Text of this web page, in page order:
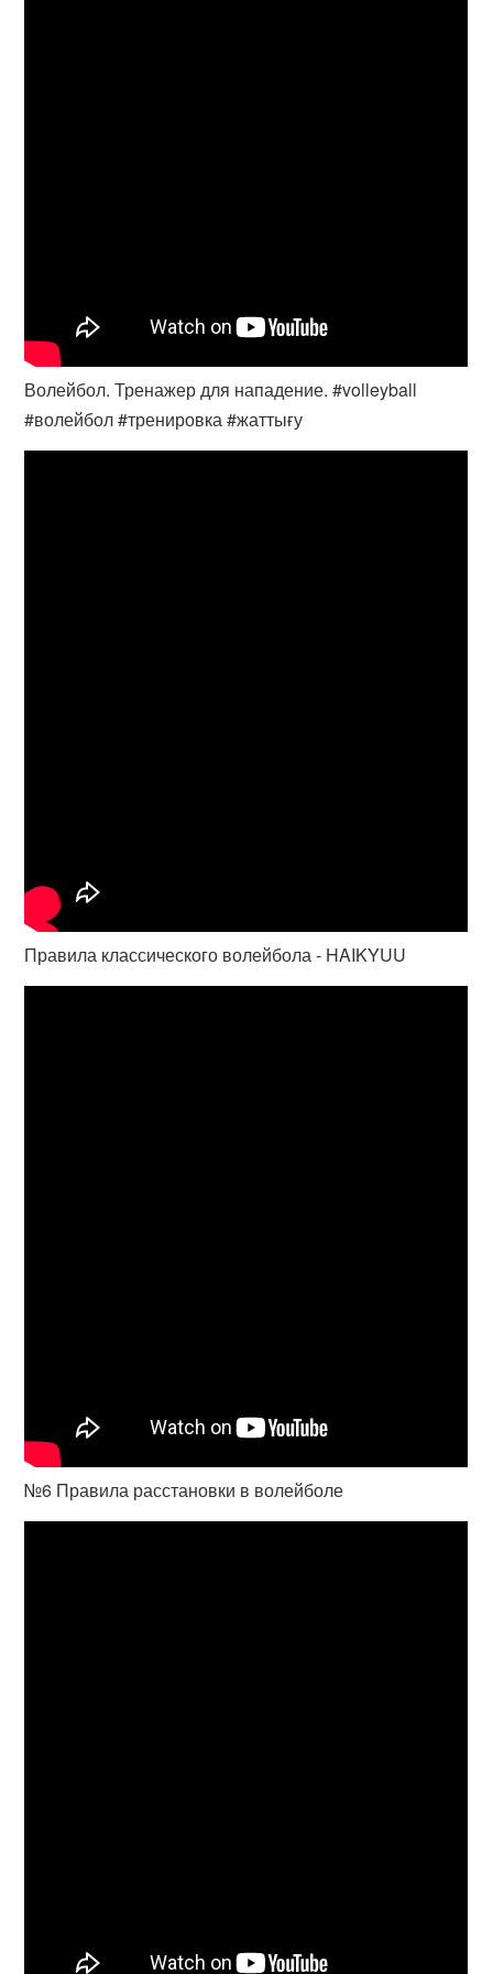
Волейбол. Тренажер для нападение. #volleyball
#волейбол #тренировка #жаттығу
Правила классического волейбола - HAIKYUU
№6 Правила расстановки в волейболе